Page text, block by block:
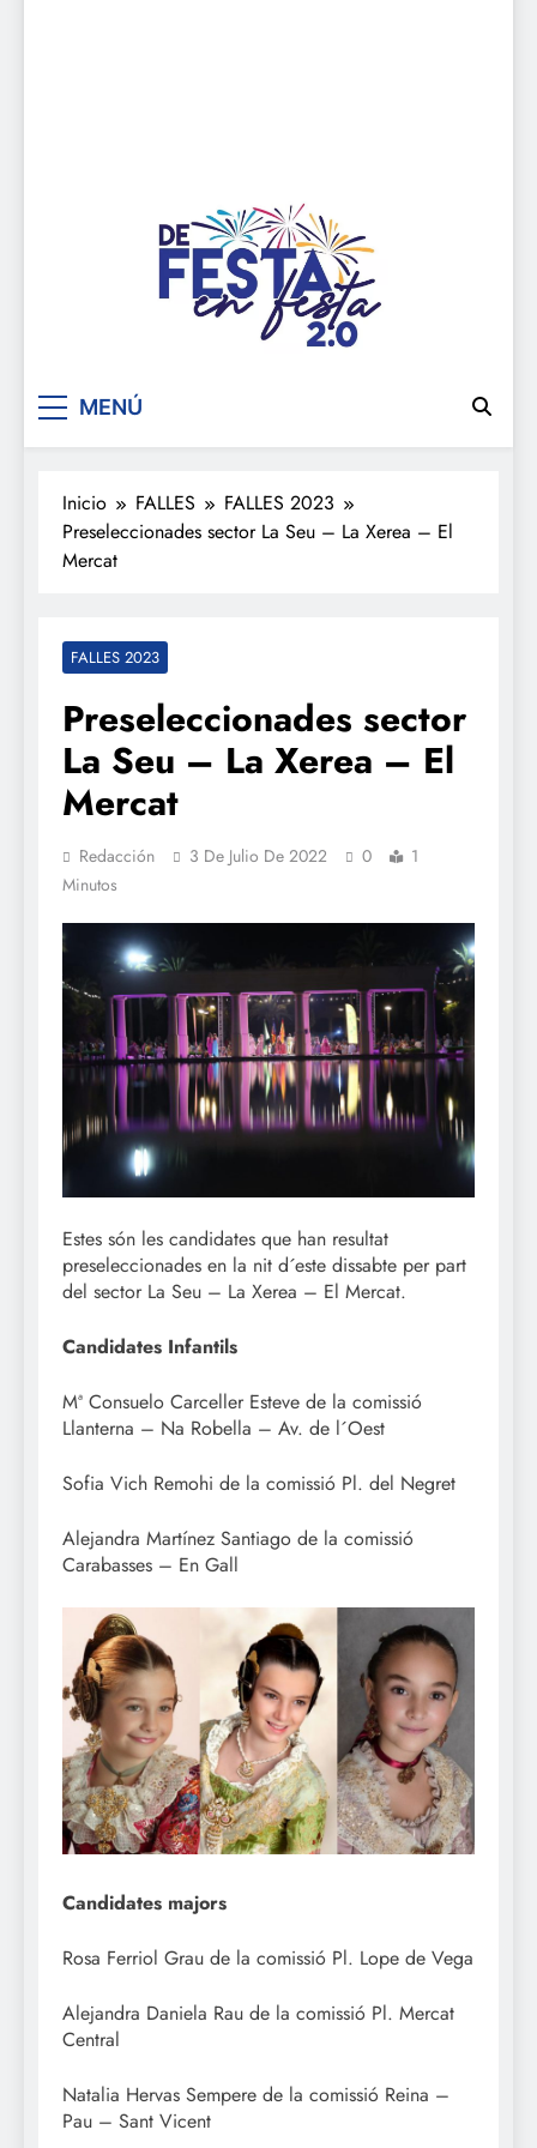
De festa en festa 2.0
MENÚ
Inicio FALLES
FALLES 2023
Preseleccionades sector La Seu – La Xerea – El
Mercat
FALLES 2023
Preseleccionades sector
La Seu – La Xerea – El
Mercat
Redacción 3 De Julio De 2022 0
1
Minutos
Estes són les candidates que han resultat
preseleccionades en la nit d´este dissabte per part
del sector La Seu – La Xerea – El Mercat.
Candidates Infantils
Mª Consuelo Carceller Esteve de la comissió
Llanterna – Na Robella – Av. de l´Oest
Sofia Vich Remohi de la comissió Pl. del Negret
Alejandra Martínez Santiago de la comissió
Carabasses – En Gall
Candidates majors
Rosa Ferriol Grau de la comissió Pl. Lope de Vega
Alejandra Daniela Rau de la comissió Pl. Mercat
Central
Natalia Hervas Sempere de la comissió Reina –
Pau – Sant Vicent